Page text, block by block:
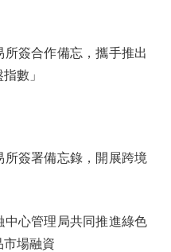
簽合作備忘，攜手推出
數」
簽署備忘錄，開展跨境
心管理局共同推進綠色
市場融資